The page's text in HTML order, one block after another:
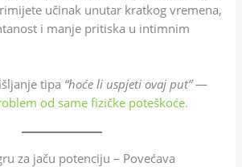
učinak unutar kratkog vremena,
i manje pritiska u intimnim
tipa “hoće li uspjeti ovaj put”—
od same fizičke poteškoće.
za jaču potenciju – Povećava